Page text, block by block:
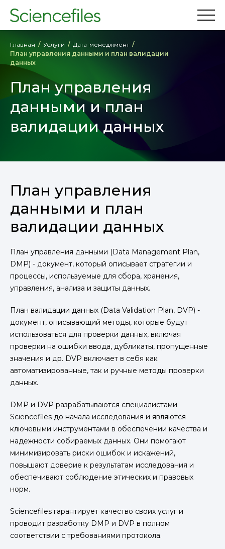
Главная Услуги
Дата-менеджмент
План управления данными и план валидации
данных
План управления
данными и план
валидации данных
План управления
данными и план
валидации данных
План управления данными (Data Management Plan,
DMP) - документ, который описывает стратегии и
процессы, используемые для сбора, хранения,
управления, анализа и защиты данных.
План валидации данных (Data Validation Plan, DVP) -
документ, описывающий методы, которые будут
использоваться для проверки данных, включая
проверки на ошибки ввода, дубликаты, пропущенные
значения и др. DVP включает в себя как
автоматизированные, так и ручные методы проверки
данных.
DMP и DVP разрабатываются специалистами
Sciencefiles до начала исследования и являются
ключевыми инструментами в обеспечении качества и
надежности собираемых данных. Они помогают
минимизировать риски ошибок и искажений,
повышают доверие к результатам исследования и
обеспечивают соблюдение этических и правовых
норм.
Sciencefiles гарантирует качество своих услуг и
проводит разработку DMP и DVP в полном
соответствии с требованиями протокола.